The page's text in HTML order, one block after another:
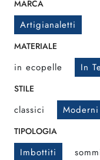
MARCA
Artigianaletti
MATERIALE
in ecopelle In
STILE
classici Moderni
TIPOLOGIA
Imbottiti